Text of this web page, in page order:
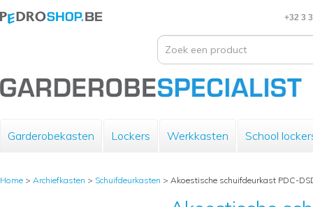
+32 3
Garderobekasten Lockers Werkkasten School
Home > Archiefkasten > Schuifdeurkasten > Akoestische schuifdeurkast PDC-